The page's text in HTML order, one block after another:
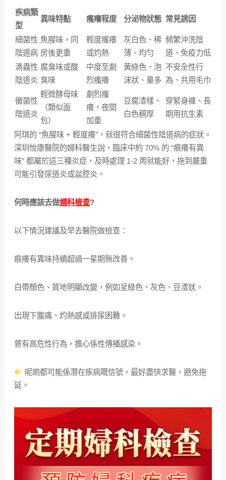
疾病類
型​
異味特點​ 瘙癢程度​ 分泌物狀態​ 常見誘因​
細菌性
陰道病​
魚腥味，同
房後更重​
輕度瘙癢
或灼熱​
灰白色、稀
薄、均勻​
頻繁沖洗陰
道、免疫力低​
滴蟲性
陰道炎​
腐臭味或酸
臭味​
中度至劇
烈瘙癢​
黃綠色、泡
沫狀、量多​
不安全性行
為、共用毛巾​
黴菌性
陰道炎​
輕微酵母味
（類似面
包）​
劇烈瘙
癢，夜間
加重​
豆腐渣樣、
白色稠厚​
穿緊身褲、長
期用抗生素​
​阿琪的 “魚腥味 + 輕度癢”，就很符合細菌性陰道病的症狀。
深圳怡康醫院的婦科醫生說，臨床中約 70% 的 “痕癢有異
味” 都屬於這三種炎症，及時處理 1-2 周就能好，拖到嚴重
可能引發尿道炎或盆腔炎。
何時應該去做婦科檢查?
以下情況建議及早去醫院做檢查：
痕癢有異味持續超過一星期無改善。
白帶顏色、質地明顯改變，例如呈綠色、灰色、豆渣狀。
出現下腹痛、灼熱感或排尿困難。
曾有高危性行為，擔心係性傳播感染。
呢啲都可能係潛在疾病嘅信號，最好盡快求醫，避免拖
延。